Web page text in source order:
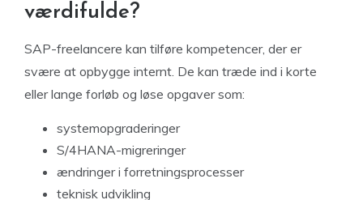
værdifulde?
SAP-freelancere kan tilføre kompetencer, der er
svære at opbygge internt. De kan træde ind i korte
eller lange forløb og løse opgaver som:
systemopgraderinger
S/4HANA-migreringer
ændringer i forretningsprocesser
teknisk udvikling